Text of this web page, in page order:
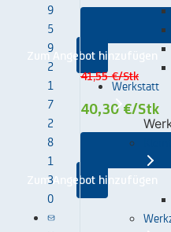
Werkstatt
Zum Angebot hinzufügen
41,55 €/Stk
40,30 €/Stk
Zum Angebot hinzufügen
9
5
9
2
1
7
2
8
1
3
0